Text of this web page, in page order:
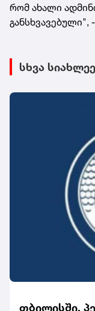
რომ ახალი
განსხვავებული",
სხვა
თბილისში,